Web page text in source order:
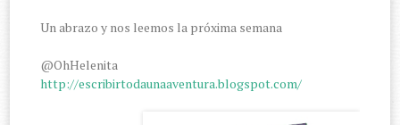
Un abrazo y nos leemos la próxima semana
@OhHelenita
http://escribirtodaunaaventura.blogspot.com/